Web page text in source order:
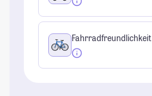
Fahrradfreundlichkeit